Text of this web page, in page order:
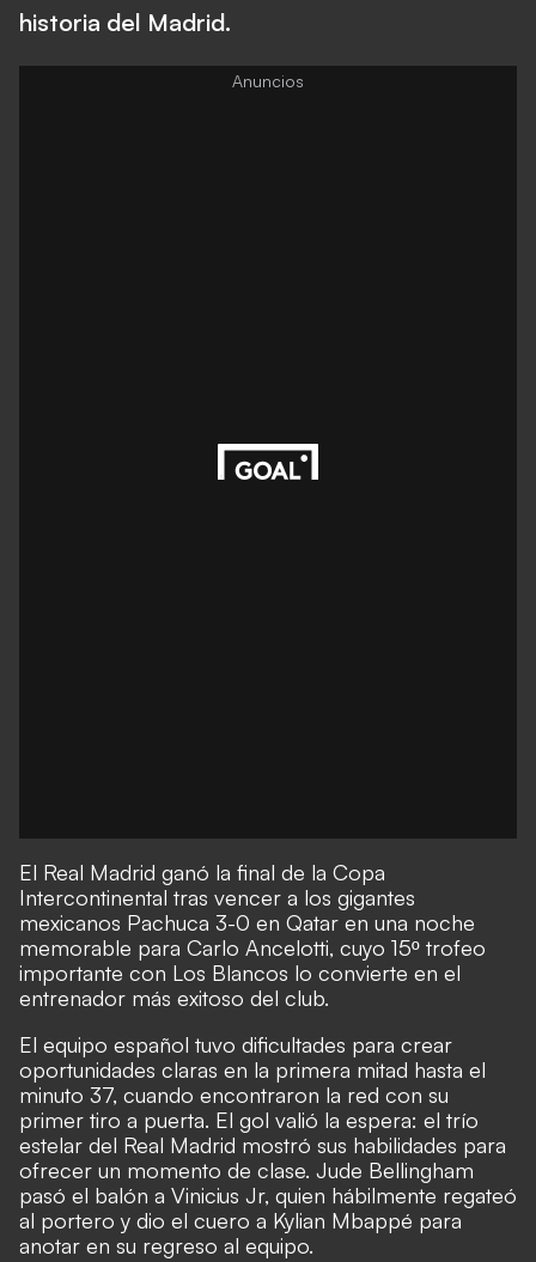
historia del Madrid.
El Real Madrid ganó la final de la Copa
Intercontinental tras vencer a los gigantes
mexicanos Pachuca 3-0 en Qatar en una noche
memorable para Carlo Ancelotti, cuyo 15º trofeo
importante con Los Blancos lo convierte en el
entrenador más exitoso del club.
El equipo español tuvo dificultades para crear
oportunidades claras en la primera mitad hasta el
minuto 37, cuando encontraron la red con su
primer tiro a puerta. El gol valió la espera: el trío
estelar del Real Madrid mostró sus habilidades para
ofrecer un momento de clase. Jude Bellingham
pasó el balón a Vinicius Jr, quien hábilmente regateó
al portero y dio el cuero a Kylian Mbappé para
anotar en su regreso al equipo.